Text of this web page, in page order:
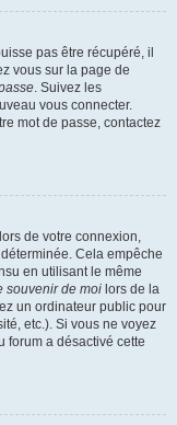
pas être récupéré, il
vous sur la page de
. Suivez les
vous connecter.
mot de passe, contactez
lors de votre connexion,
Cela empêche
en utilisant le même
souvenir de moi lors de la
un ordinateur public pour
etc.). Si vous ne voyez
forum a désactivé cette